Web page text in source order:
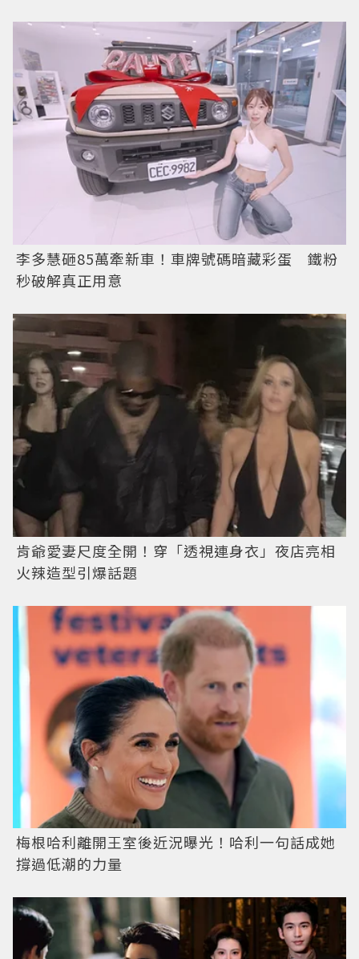
李多慧砸85萬牽新車！車牌號碼暗藏彩蛋 鐵粉
秒破解真正用意
肯爺愛妻尺度全開！穿「透視連身衣」夜店亮相
火辣造型引爆話題
梅根哈利離開王室後近況曝光！哈利一句話成她
撐過低潮的力量